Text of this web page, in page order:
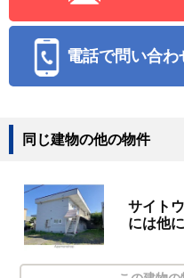
電話で問い合わ
同じ建物の他の物件
サイト
には他